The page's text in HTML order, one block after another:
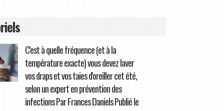
C'est à quelle fréquence (et à la
température exacte) vous devez laver
vos draps et vos taies d'oreiller cet été,
selon un expert en prévention des
infections Par Frances Daniels Publié le